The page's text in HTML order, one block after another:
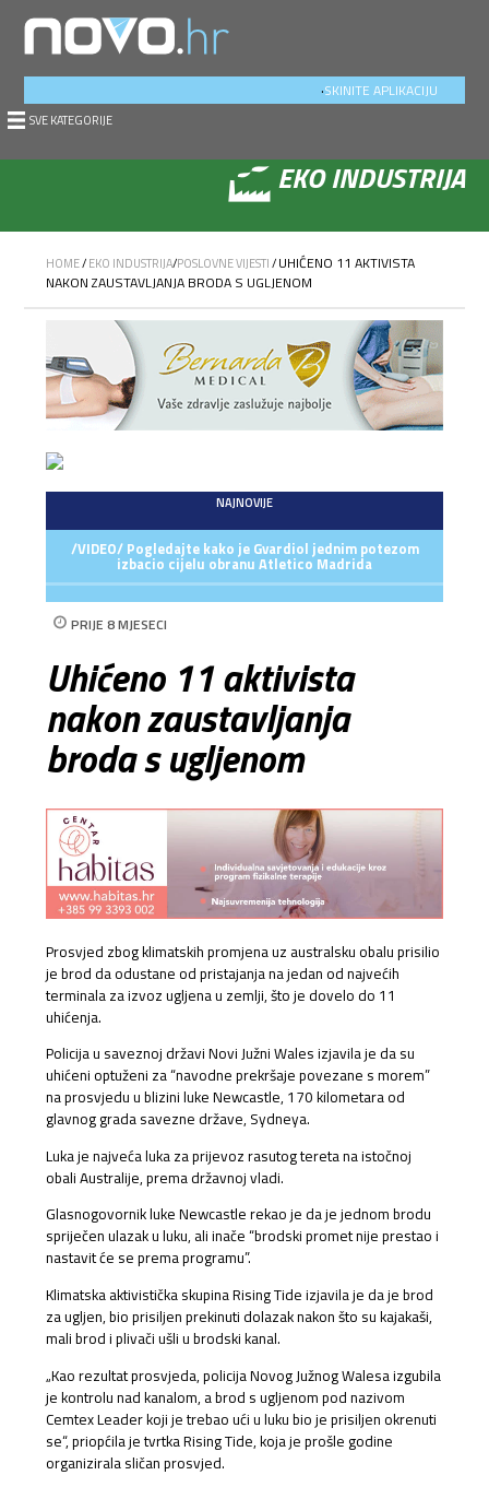
SKINITE APLIKACIJU
.
SVE KATEGORIJE
EKO INDUSTRIJA
HOME/EKO INDUSTRIJA/POSLOVNE VIJESTI/UHIĆENO 11 AKTIVISTA
NAKON ZAUSTAVLJANJA BRODA S UGLJENOM
NAJNOVIJE
/VIDEO/ Pogledajte kako je Gvardiol jednim potezom
izbacio cijelu obranu Atletico Madrida
PRIJE 8 MJESECI
Uhićeno 11 aktivista
nakon zaustavljanja
broda s ugljenom
Prosvjed zbog klimatskih promjena uz australsku obalu prisilio
je brod da odustane od pristajanja na jedan od najvećih
terminala za izvoz ugljena u zemlji, što je dovelo do 11
uhićenja.
Policija u saveznoj državi Novi Južni Wales izjavila je da su
uhićeni optuženi za “navodne prekršaje povezane s morem”
na prosvjedu u blizini luke Newcastle, 170 kilometara od
glavnog grada savezne države, Sydneya.
Luka je najveća luka za prijevoz rasutog tereta na istočnoj
obali Australije, prema državnoj vladi.
Glasnogovornik luke Newcastle rekao je da je jednom brodu
spriječen ulazak u luku, ali inače “brodski promet nije prestao i
nastavit će se prema programu”.
Klimatska aktivistička skupina Rising Tide izjavila je da je brod
za ugljen, bio prisiljen prekinuti dolazak nakon što su kajakaši,
mali brod i plivači ušli u brodski kanal.
„Kao rezultat prosvjeda, policija Novog Južnog Walesa izgubila
je kontrolu nad kanalom, a brod s ugljenom pod nazivom
Cemtex Leader koji je trebao ući u luku bio je prisiljen okrenuti
se“, priopćila je tvrtka Rising Tide, koja je prošle godine
organizirala sličan prosvjed.